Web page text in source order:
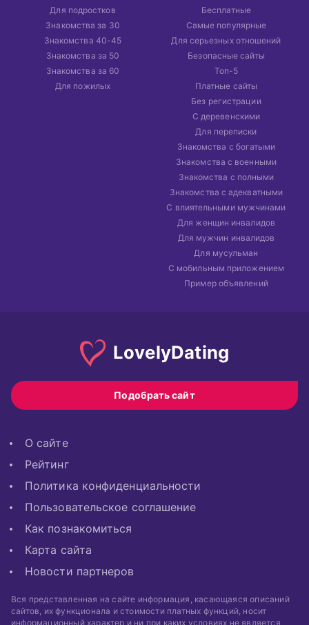
Для подростков
Знакомства за 30
Знакомства 40-45
Знакомства за 50
Знакомства за 60
Для пожилых
Бесплатные
Самые популярные
Для серьезных отношений
Безопасные сайты
Топ-5
Платные сайты
Без регистрации
С деревенскими
Для переписки
Знакомства с богатыми
Знакомства с военными
Знакомства с полными
Знакомства с адекватными
С влиятельными мужчинами
Для женщин инвалидов
Для мужчин инвалидов
Для мусульман
С мобильным приложением
Пример объявлений
LovelyDating
Подобрать сайт
О сайте
Рейтинг
Политика конфиденциальности
Пользовательское соглашение
Как познакомиться
Карта сайта
Новости партнеров
Вся представленная на сайте информация, касающаяся описаний
сайтов, их функционала и стоимости платных функций, носит
информационный характер и ни при каких условиях не является